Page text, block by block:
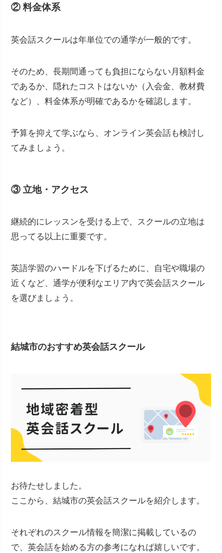
② 料金体系
英会話スクールは年単位での通学が一般的です。
そのため、長期間通っても負担にならない月額料金
であるか、隠れたコストはないか（入会金、教材費
など）、料金体系が明確であるかを確認します。
予算を抑えて学ぶなら、オンライン英会話も検討し
てみましょう。
③ 立地・アクセス
継続的にレッスンを受ける上で、スクールの立地は
思ってる以上に重要です。
英語学習のハードルを下げるために、自宅や職場の
近くなど、通学が便利なエリア内で英会話スクール
を選びましょう。
結城市のおすすめ英会話スクール
お待たせしました。
ここから、結城市の英会話スクールを紹介します。
それぞれのスクール情報を簡潔に掲載しているの
で、英会話を始める方の参考になれば嬉しいです。